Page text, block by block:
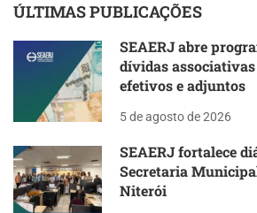
ÚLTIMAS PUBLICAÇÕES
SEAERJ abre
dívidas
efetivos e adjuntos
5 de agosto de 2026
SEAERJ fortalece
Secretaria
Niterói